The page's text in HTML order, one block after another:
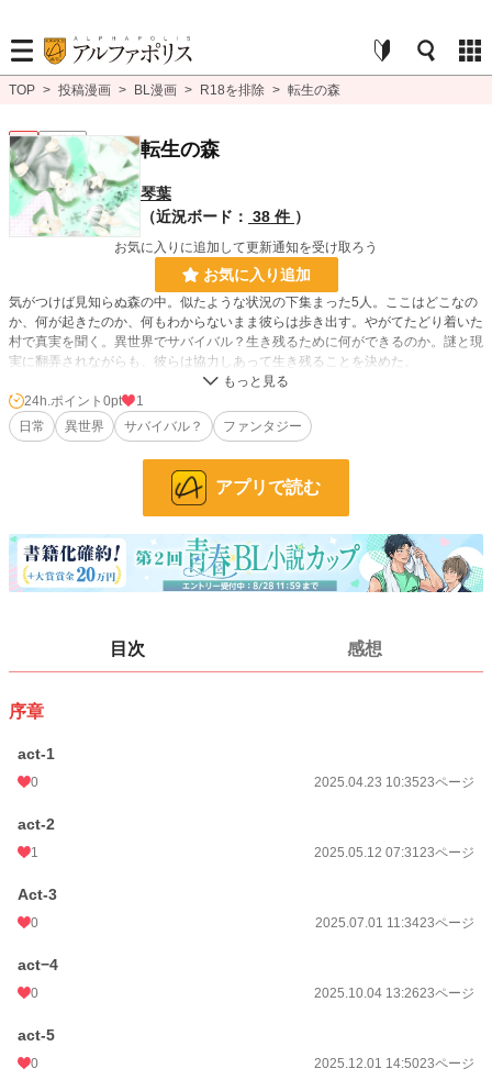
TOP > 投稿漫画 > BL漫画 > R18を排除 > 転生の森
BL 連載中 転生の森
琴葉
（近況ボード： 38 件 ）
お気に入りに追加して更新通知を受け取ろう
お気に入り追加
気がつけば見知らぬ森の中。似たような状況の下集まった5人。ここはどこなの
か、何が起きたのか、何もわからないまま彼らは歩き出す。やがてたどり着いた
村で真実を聞く。異世界でサバイバル？生き残るために何ができるのか。謎と現
実に翻弄されながらも、彼らは協力しあって生き残ることを決めた。
自作未発表の原作を元にコミカライズしました。BL要素はありますが、そうい
う期待にはお答えできません。ご了承下さい。
1,080 位 / 1,080 件
24h.ポイント 0 pt
2025.12.01 14:50
週間ポイント
月間ポイント
累計ポイント
24h.ポイント 0pt
1
日常
異世界 サバイバル？ ファンタジー
アプリで読む
目次 感想
序章
act-1
0 2025.04.23 10:3523ページ
act-2
1 2025.05.12 07:3123ページ
Act-3
0 2025.07.01 11:3423ページ
act−4
0 2025.10.04 13:2623ページ
act-5
0 2025.12.01 14:5023ページ